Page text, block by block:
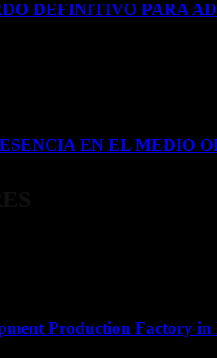
DEFINITIVO PARA
EN EL MEDIO
Production Factory in